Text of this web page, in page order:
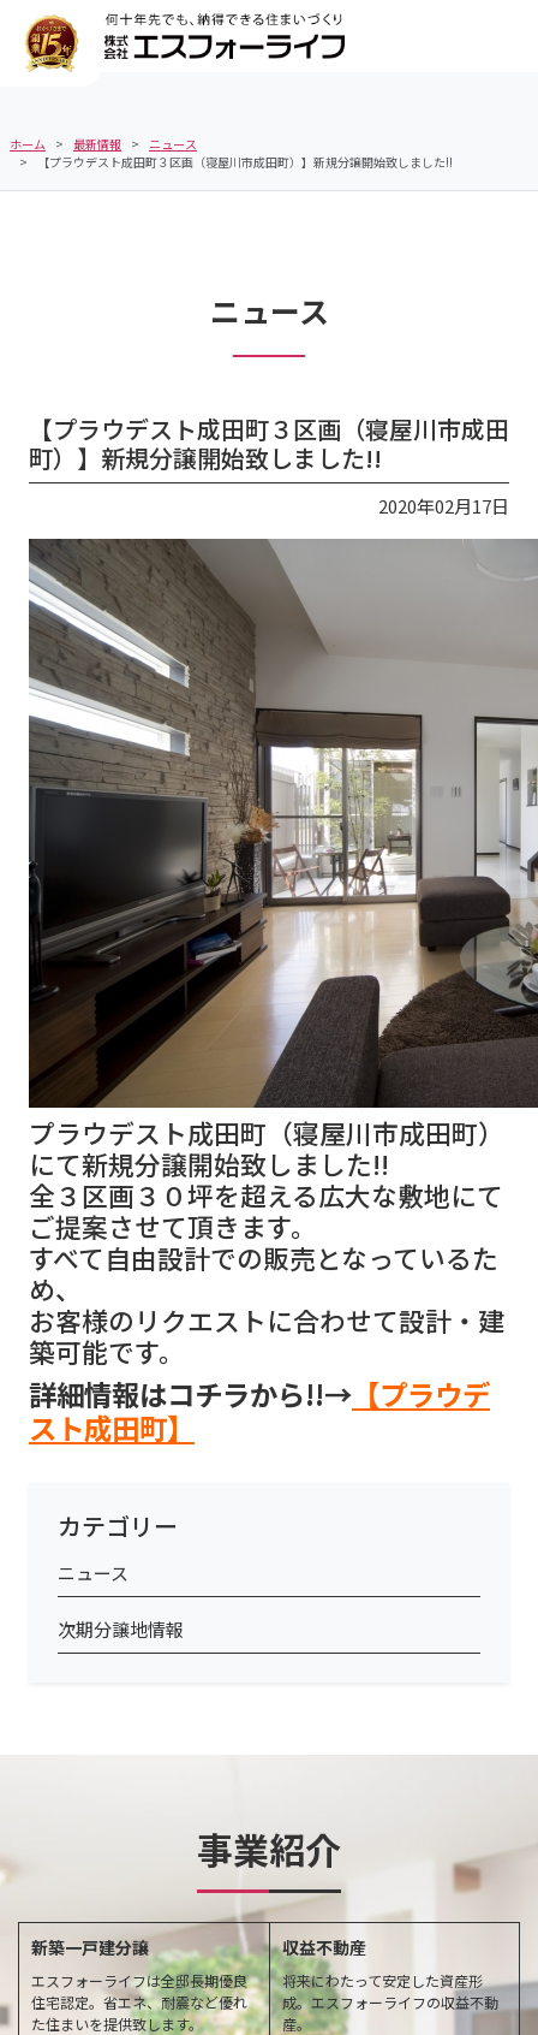
ホーム 最新情報
ニュース
【プラウデスト成田町３区画（寝屋川市成田町）】新規分譲開始致しました!!
ニュース
【プラウデスト成田町３区画（寝屋川市成田
町）】新規分譲開始致しました!!
2020年02月17日
プラウデスト成田町（寝屋川市成田町）
にて新規分譲開始致しました!!
全３区画３０坪を超える広大な敷地にて
ご提案させて頂きます。
すべて自由設計での販売となっているた
め、
お客様のリクエストに合わせて設計・建
築可能です。
詳細情報はコチラから!!→ 【プラウデ
スト成田町】
カテゴリー
ニュース
次期分譲地情報
事業紹介
新築一戸建分譲
エスフォーライフは全邸長期優良
住宅認定。省エネ、耐震など優れ
た住まいを提供致します。
収益不動産
将来にわたって安定した資産形
成。エスフォーライフの収益不動
産。